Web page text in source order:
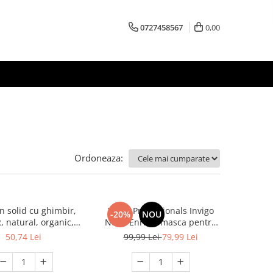
0727458567 0,00
Ordoneaza:
solid cu ghimbir,
natural, organic,
mancarimea,
ajuta la cresterea
60g
50,74 Lei
-20% NOU
Wella Professionals Invigo
Nutri-Enrich, masca pentru
par cu efect de autoincalzire,
99,99 Lei79,99 Lei